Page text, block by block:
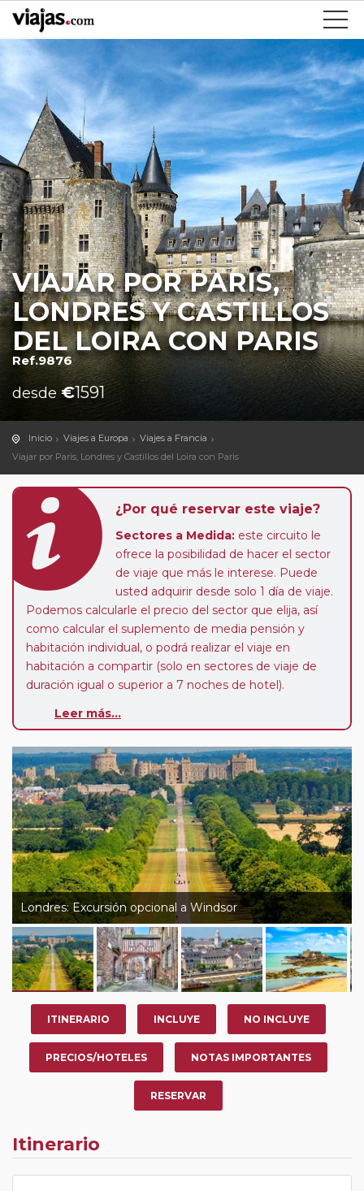
VIAJAR POR PARIS,
LONDRES Y CASTILLOS
DEL LOIRA CON PARIS
Ref.9876
desde €1591
Inicio Viajes a Europa
Viajes a Francia
Viajar por Paris, Londres y Castillos del Loira con Paris
¿Por qué reservar este viaje?
Sectores a Medida: este circuito le
ofrece la posibilidad de hacer el sector
de viaje que más le interese. Puede
usted adquirir desde solo 1 día de viaje.
Podemos calcularle el precio del sector que elija, así
como calcular el suplemento de media pensión y
habitación individual, o podrá realizar el viaje en
habitación a compartir (solo en sectores de viaje de
duración igual o superior a 7 noches de hotel).
Paradas en Ruta:
su viaje, en la ciudad que desee por período de 1, 3, 4 o
7 noches según circuito y fechas de salida. Es
fundamental que el circuito tenga salida posterior a la
fecha escogida y permita la salida deseada. El
suplemento por parada efectuada es de 40 Euros/52
Dólares por persona. Si la parada se realiza para tomar
otro circuito del mismo proveedor no se abonará este
suplemento.
Leer más...
Londres: Excursión opcional a Windsor
ITINERARIO INCLUYE NO INCLUYE
PRECIOS/HOTELES NOTAS IMPORTANTES
RESERVAR
Itinerario